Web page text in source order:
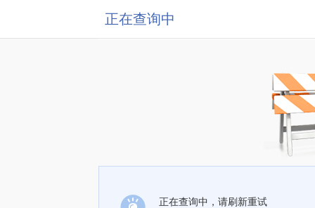
正在查询中
正在查询中，请刷新重试